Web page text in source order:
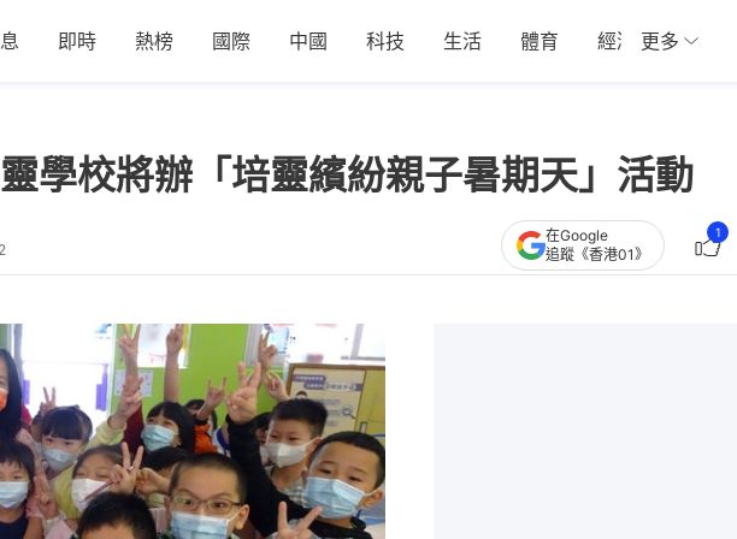
即時 熱榜 國際 中國 科技 生活 體育 經濟 01深圳
更多
學校將辦「培靈繽紛親子暑期天」活動
在Google
追蹤《香港01》
1